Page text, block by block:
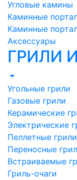
Угловые камины
Каминные
Каминные
Аксессуары
ГРИЛИ
Угольные грили
Газовые грили
Керамические
Электрические
Пеллетные грили
Переносные
Встраиваемые
Гриль-очаги